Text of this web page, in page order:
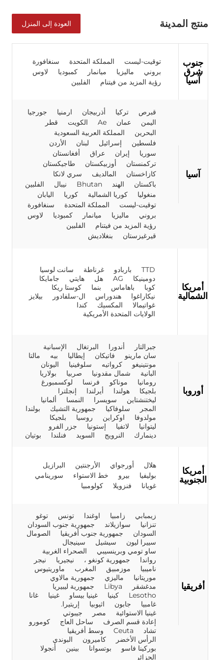
منتج المدينة العودة إلى المنزل
جنوب
شرق
آسيا
توقيت-ليست المملكة المتحدة
سنغافورة
بروني
ماليزيا ميانمار كمبوديا
لاوس
رؤية المزيد من فيتنام
الفلبين
آسيا
قبرص تركيا أذربيجان ارمنيا
جورجيا
اليمن
عمان Ae الكويت
قطر
البحرين
المملكة العربية السعودية
فلسطين
إسرائيل لبنان
الأردن
سوريا
إيران عراق
أفغانستان
تركمنستان
أوزبيكستان
طاجيكستان
كازاخستان
المالديف
سري لانكا
باكستان
الهند Bhutan نيبال
الفلبين
منغوليا
كوريا الشمالية كوريا
اليابان
توقيت-ليست
المملكة المتحدة
سنغافورة
بروني
ماليزيا ميانمار كمبوديا
لاوس
رؤية المزيد من فيتنام
الفلبين
قيرغيزستان
بنغلاديش
أمريكا
الشمالية
TTD باربادو غرناطة
سانت لوسيا
دومينيكا
AG هل هايتي
جامايكا
كوبا
باهاماس بنما
كوستا ريكا
نيكاراغوا
هندوراس ال-سلفادور
بيلايز
غواتيمالا
المكسيك
كندا
الولايات المتحدة الأمريكية
أوروبا
جبرالتار أندورا البرتغال
الإسبانية
سان مارينو
فاتيكان إيطاليا بيه
مالتا
مونتينيغو
كرواتيه سلوفينيا
اليونان
البانية
شمال مقدونيا صربيا
بولاريا
رومانيا
موناكو فرنسا
لوكسمبورغ
بلجيكا
هولندا أيرلندا
إنجلترا
ليختنشتاين
سويسرا النمسا
ألمانيا
المجر
سلوفاكيا جمهورية التشيك
بولندا
مولدوفا
اوكراين روسيا
بلجيكا
ليتوانيا
لاتفيا إستونيا
جزر الفرو
دينمارك
النرويج السويد فنلندا بوتيان
أمريكا
الجنوبية
هلال أورجواي الأرجنتين
البرازيل
بوليفيا
بيرو خط الاستواء
سورينامي
غويانا
فنزويلا كولومبيا
أفريقيا
زيمبابي زامبيا اوغندا تونس
توغو
تنزانيا
سوازيلاند
جمهورية جنوب السودان
السودان
جمهورية جنوب أفريقيا
الصومال
سييرا ليون
سيشيل
سينيجال
ساو تومي وبرينسيبي
الصحراء الغربية
رواندا
جمهورية كونغو ، نيجيريا
نيجر
ناميبيا
موزمبيق المغرب
ماوريتيوس
موريتانيا
ماليزي
جمهورية مالاوي
مدغشقر
Libya
جمهورية ليبيريا
Lesotho
كينيا غينيا بيساو غينيا
غانا
غامبيا
جابون اثيوبيا
إريتيرا.
غينيا الاستوائية
مصر
جيبوتي
إعادة قسم الصرف
ساحل العاج
كومورو
تشاد
Ceuta
وسط أفريقيا
الرأس الأخضر
كاميرون
البوندي
بوركينا فاسو
بوتسوانا بينين
أنجولا
الجزائر